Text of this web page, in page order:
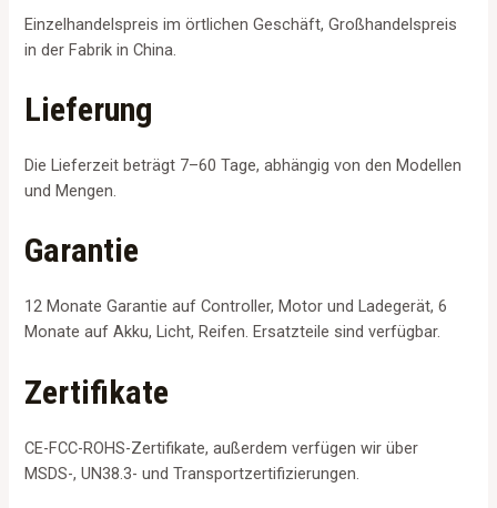
Einzelhandelspreis im örtlichen Geschäft, Großhandelspreis
in der Fabrik in China.
Lieferung
Die Lieferzeit beträgt 7–60 Tage, abhängig von den Modellen
und Mengen.
Garantie
12 Monate Garantie auf Controller, Motor und Ladegerät, 6
Monate auf Akku, Licht, Reifen. Ersatzteile sind verfügbar.
Zertifikate
CE-FCC-ROHS-Zertifikate, außerdem verfügen wir über
MSDS-, UN38.3- und Transportzertifizierungen.